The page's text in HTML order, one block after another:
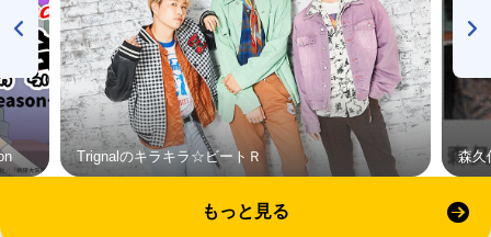
Trignalのキラキラ☆ビートＲ 森久
もっと見る